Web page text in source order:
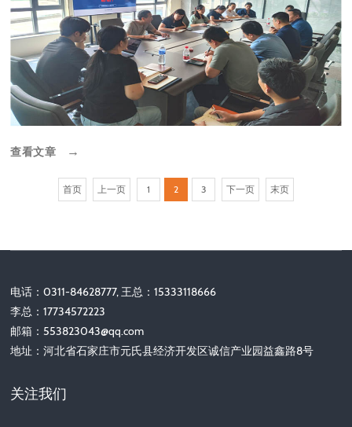
查看文章 →
首页 上一页 1 2 3 下一页 末页
电话：0311-84628777, 王总：15333118666
李总：17734572223
邮箱： 553823043@qq.com
地址：河北省石家庄市元氏县经济开发区诚信产业园益鑫路8号
关注我们